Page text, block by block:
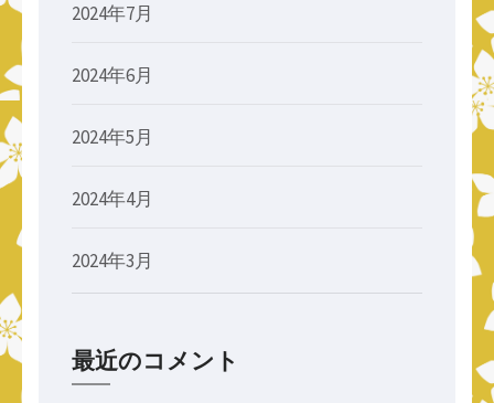
2024年7月
2024年6月
2024年5月
2024年4月
2024年3月
最近のコメント